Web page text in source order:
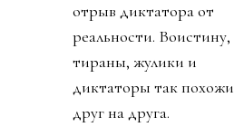
отрыв диктатора от
реальности. Воистину,
тираны, жулики и
диктаторы так похожи
друг на друга.